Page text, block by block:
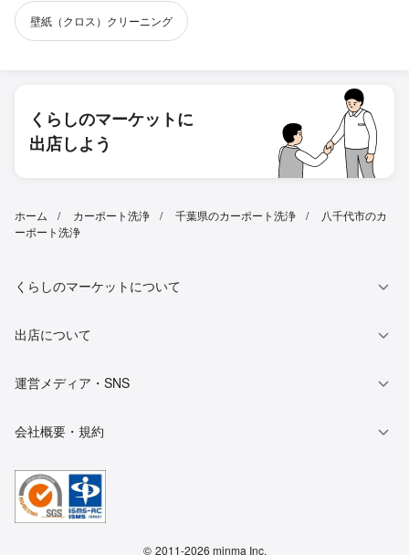
壁紙（クロス）クリーニング
くらしのマーケットに
出店しよう
ホーム カーポート洗浄 千葉県のカーポート洗浄
八千代市のカ
ーポート洗浄
くらしのマーケットについて
出店について
運営メディア・SNS
会社概要・規約
© 2011-2026 minma Inc.